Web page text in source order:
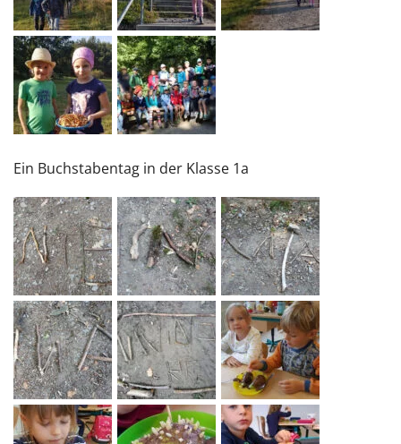
Ein Buchstabentag in der Klasse 1a